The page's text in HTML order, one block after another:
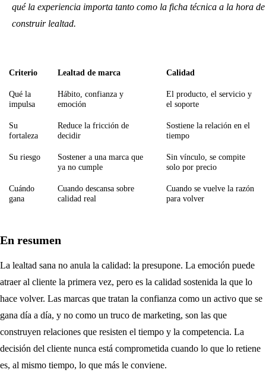
qué la experiencia importa tanto como la ficha técnica a la hora de
construir lealtad.
Criterio Lealtad de marca Calidad
Qué la
impulsa
Hábito, confianza y
emoción
El producto, el servicio y
el soporte
Su
fortaleza
Reduce la fricción de
decidir
Sostiene la relación en el
tiempo
Su riesgo
Sostener a una marca que
ya no cumple
Sin vínculo, se compite
solo por precio
Cuándo
gana
Cuando descansa sobre
calidad real
Cuando se vuelve la razón
para volver
En resumen
La lealtad sana no anula la calidad: la presupone. La emoción puede
atraer al cliente la primera vez, pero es la calidad sostenida la que lo
hace volver. Las marcas que tratan la confianza como un activo que se
gana día a día, y no como un truco de marketing, son las que
construyen relaciones que resisten el tiempo y la competencia. La
decisión del cliente nunca está comprometida cuando lo que lo retiene
es, al mismo tiempo, lo que más le conviene.